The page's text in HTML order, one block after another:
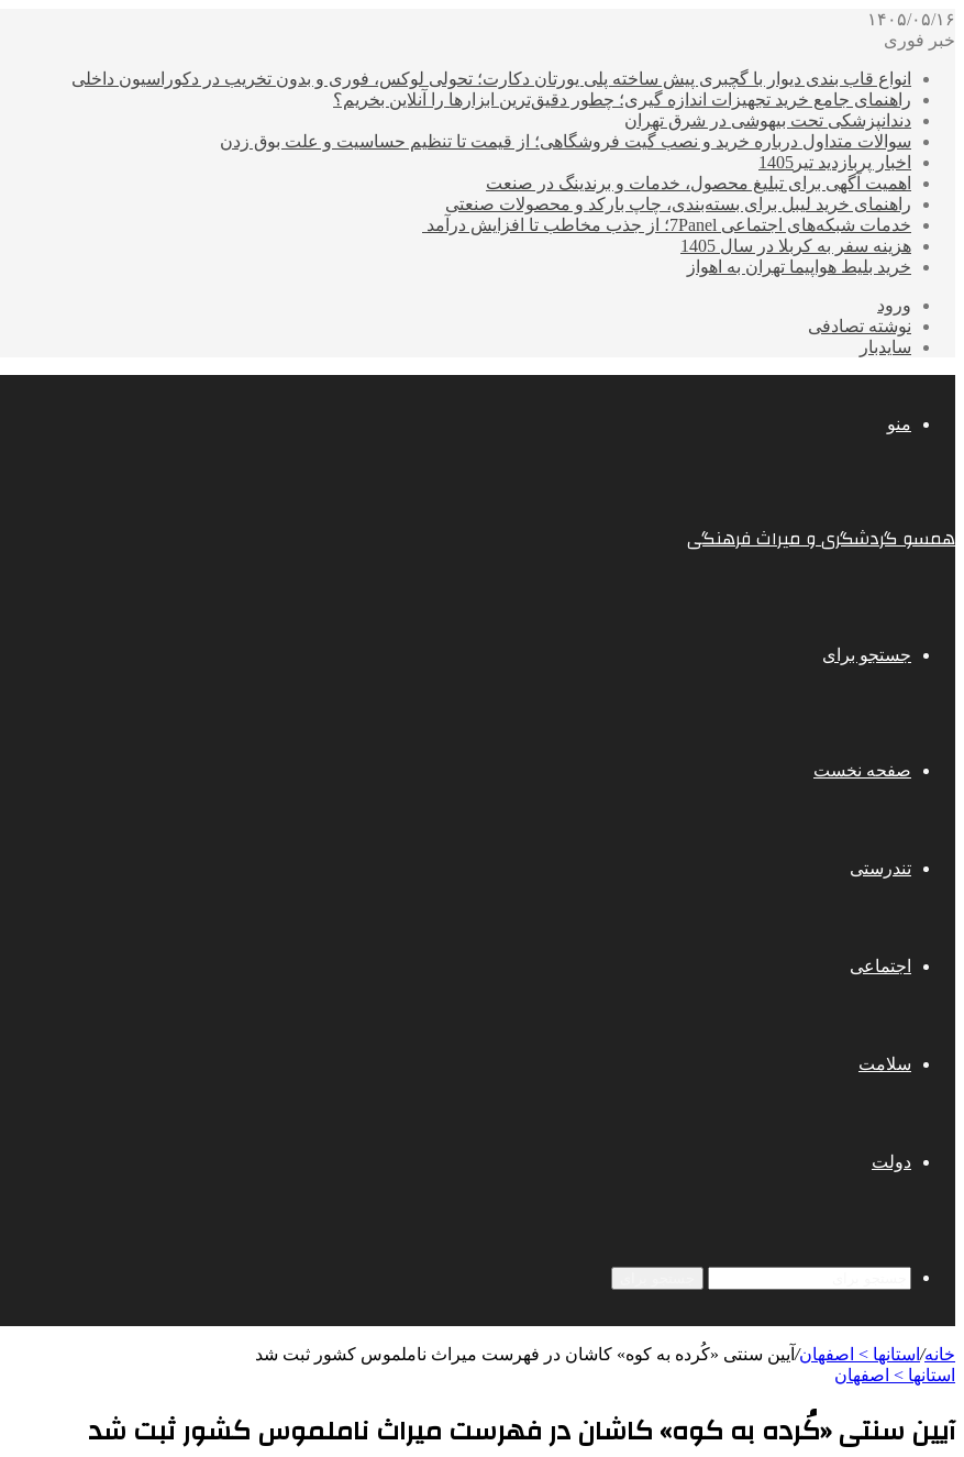
۱۴۰۵/۰۵/۱۶
خبر فوری
انواع قاب بندی دیوار با گچبری پیش ساخته پلی یورتان دکارت؛ تحولی لوکس، فوری و بدون تخریب در دکوراسیون داخلی
راهنمای جامع خرید تجهیزات اندازه گیری؛ چطور دقیق‌ترین ابزارها را آنلاین بخریم؟
دندانپزشکی تحت بیهوشی در شرق تهران
سوالات متداول درباره خرید و نصب گیت فروشگاهی؛ از قیمت تا تنظیم حساسیت و علت بوق زدن
اخبار پربازدید تیر1405
اهمیت آگهی برای تبلیغ محصول، خدمات و برندینگ در صنعت
راهنمای خرید لیبل برای بسته‌بندی، چاپ بارکد و محصولات صنعتی
خدمات شبکه‌های اجتماعی 7Panel؛ از جذب مخاطب تا افزایش درآمد
هزینه سفر به کربلا در سال 1405
خرید بلیط هواپیما تهران به اهواز
ورود
نوشته تصادفی
سایدبار
منو
همسو گردشگری و میراث فرهنگی
جستجو برای
صفحه نخست
تندرستی
اجتماعی
سلامت
دولت
خانه/ استانها > اصفهان/ آیین سنتی «کُرده به کوه» کاشان در فهرست میراث ناملموس کشور ثبت شد
استانها > اصفهان
آیین سنتی «کُرده به کوه» کاشان در فهرست میراث ناملموس کشور ثبت شد